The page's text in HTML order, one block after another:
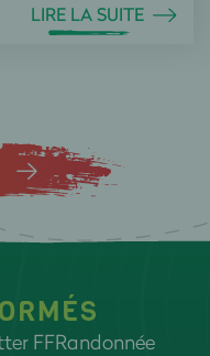
LIRE LA SUITE
FFRandonnée